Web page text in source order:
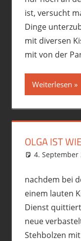
ist, versucht
Dinge
mit diversen
mit von der
Weiterlesen
OLGA IST
4. September
nachdem bei
einem lauten
Dienst
neue
Stehbolzen